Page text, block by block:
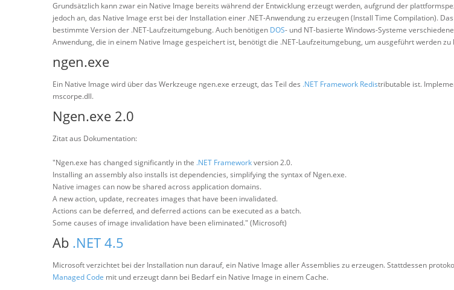
Grundsätzlich kann zwar ein Native Image bereits während der Entwicklung erzeugt werden, aufgrund der
jedoch an, das Native Image erst bei der Installation einer .NET-Anwendung zu erzeugen (Install Time Compilation).
bestimmte Version der .NET-Laufzeitumgebung. Auch benötigen DOS- und NT-basierte Windows-Systeme
Anwendung, die in einem Native Image gespeichert ist, benötigt die .NET-Laufzeitumgebung, um ausgeführt werden zu
ngen.exe
Ein Native Image wird über das Werkzeuge ngen.exe erzeugt, das Teil des .NET Framework Redistributable ist.
mscorpe.dll.
Ngen.exe 2.0
Zitat aus Dokumentation:
"Ngen.exe has changed significantly in the .NET Frameworkversion 2.0.
Installing an assembly also installs ist dependencies, simplifying the syntax of Ngen.exe.
Native images can now be shared across application domains.
A new action, update, recreates images that have been invalidated.
Actions can be deferred, and deferred actions can be executed as a batch.
Some causes of image invalidation have been eliminated." (Microsoft)
Ab .NET 4.5
Microsoft verzichtet bei der Installation nun darauf, ein Native Image aller Assemblies zu erzeugen. Stattdessen
Managed Code mit und erzeugt dann bei Bedarf ein Native Image in einem Cache.